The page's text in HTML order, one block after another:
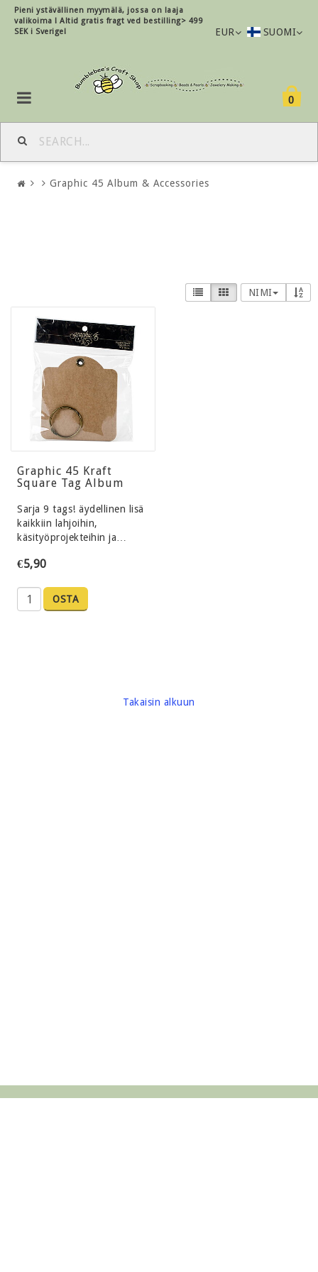
Pieni ystävällinen myymälä, jossa on laaja
valikoima ! Altid gratis fragt ved bestilling> 499
SEK i Sverige!
EUR SUOMI
0
Graphic 45 Album & Accessories
NIMI
Graphic 45 Kraft
Square Tag Album
Sarja 9 tags! äydellinen lisä
kaikkiin lahjoihin,
käsityöprojekteihin ja…
€5,90
OSTA
Takaisin alkuun